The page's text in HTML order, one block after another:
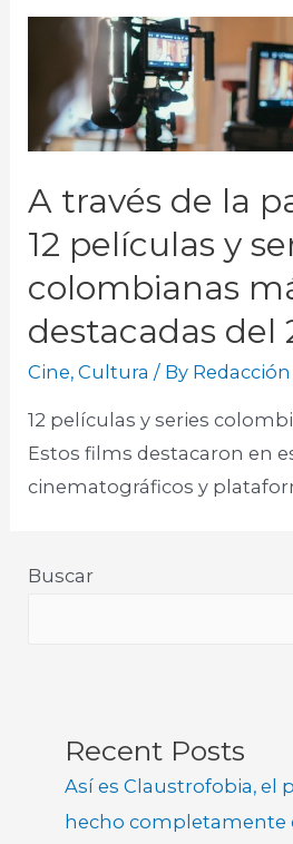
A través de la
12 películas y
colombianas
destacadas del
Cine,Cultura / By
12 películas y series
Estos films destacaron en
cinematográficos y
Buscar
Recent Posts
Así es Claustrofobia, el
hecho completamente